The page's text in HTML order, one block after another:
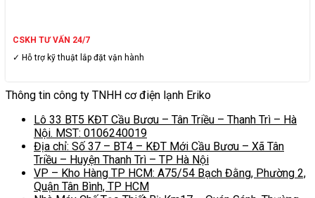
CSKH TƯ VẤN 24/7
✓ Hỗ trợ kỹ thuật lắp đặt vận hành
Thông tin công ty TNHH cơ điện lạnh Eriko
Lô 33 BT5 KĐT Cầu Bươu – Tân Triều – Thanh Trì – Hà
Nội. MST: 0106240019
Địa chỉ: Số 37 – BT4 – KĐT Mới Cầu Bươu – Xã Tân
Triều – Huyện Thanh Trì – TP Hà Nội
VP – Kho Hàng TP HCM: A75/54 Bạch Đằng, Phường 2,
Quận Tân Bình, TP HCM